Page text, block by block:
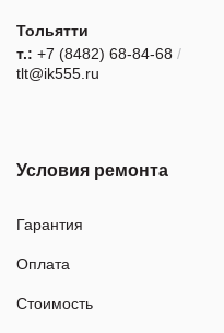
Тольятти
т.: +7 (8482) 68-84-68 /
tlt@ik555.ru
Условия ремонта
Гарантия
Оплата
Стоимость